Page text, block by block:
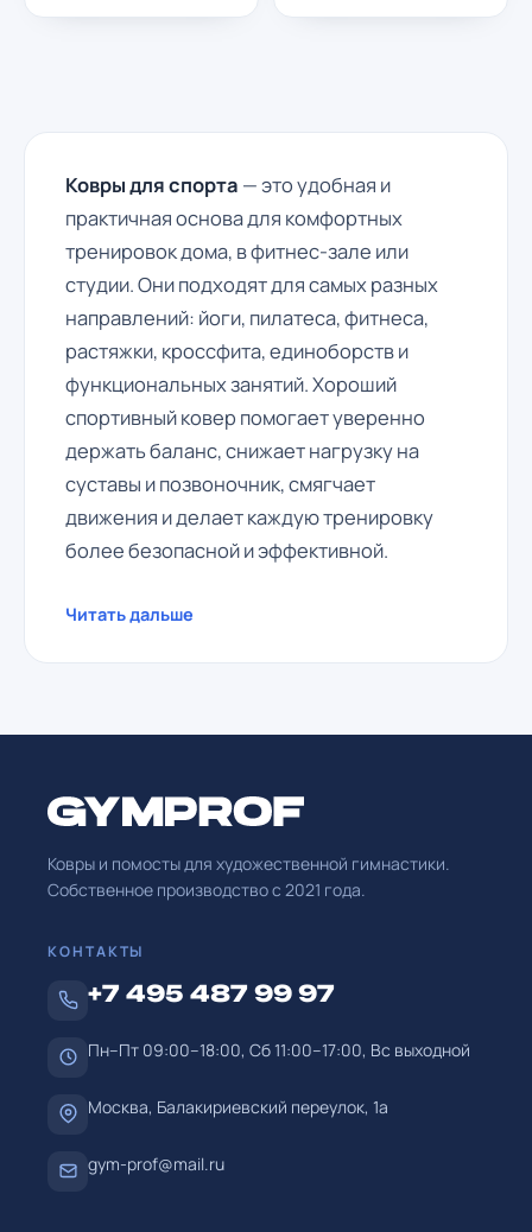
Ковры для спорта — это удобная и
практичная основа для комфортных
тренировок дома, в фитнес-зале или
студии. Они подходят для самых разных
направлений: йоги, пилатеса, фитнеса,
растяжки, кроссфита, единоборств и
функциональных занятий. Хороший
спортивный ковер помогает уверенно
держать баланс, снижает нагрузку на
суставы и позвоночник, смягчает
движения и делает каждую тренировку
более безопасной и эффективной.
Читать дальше
Ковры и помосты для художественной гимнастики.
Собственное производство с 2021 года.
КОНТАКТЫ
+7 495 487 99 97
Пн–Пт 09:00–18:00, Сб 11:00–17:00, Вс выходной
Москва, Балакириевский переулок, 1а
gym-prof@mail.ru